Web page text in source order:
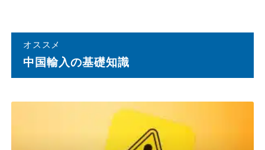
オススメ
中国輸⼊の基礎知識